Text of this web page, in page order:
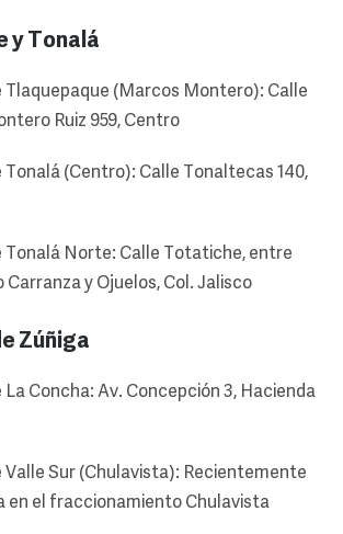
y Tonalá
Tlaquepaque (Marcos Montero): Calle
Ruiz 959, Centro
Tonalá (Centro): Calle Tonaltecas 140,
Tonalá Norte: Calle Totatiche, entre
Carranza y Ojuelos, Col. Jalisco
Zúñiga
La Concha: Av. Concepción 3, Hacienda
Valle Sur (Chulavista): Recientemente
en el fraccionamiento Chulavista